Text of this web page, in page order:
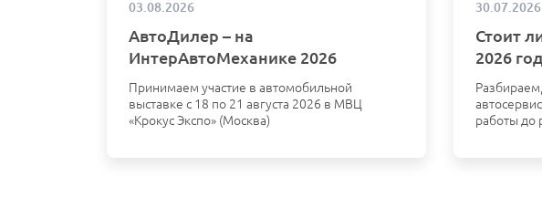
03.08.2026
АвтоДилер – на
ИнтерАвтоМеханике 2026
Принимаем участие в автомобильной
выставке с 18 по 21 августа 2026 в МВЦ
«Крокус Экспо» (Москва)
30.07.2026
Стоит
2026
работы до